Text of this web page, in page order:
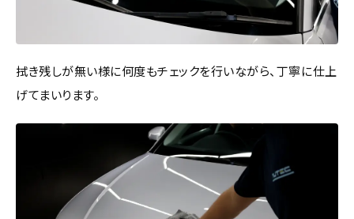
拭き残しが無い様に何度もチェックを行いながら、丁寧に仕上
げてまいります。